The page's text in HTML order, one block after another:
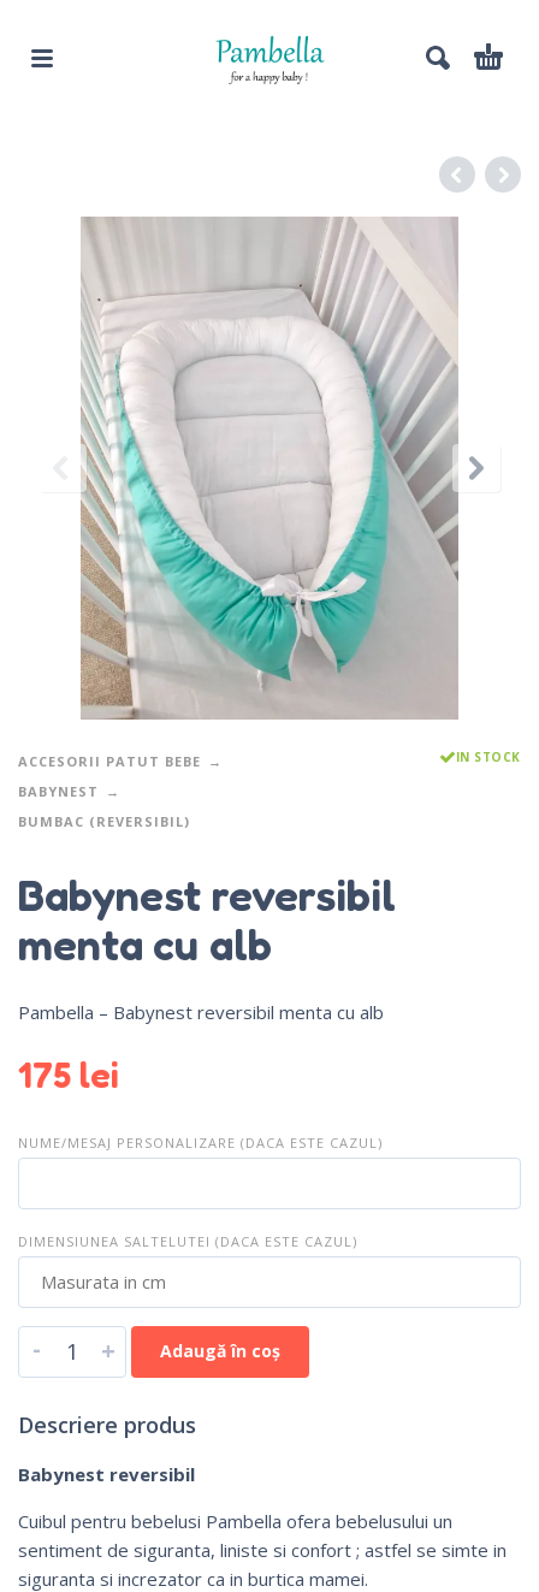
ACCESORII PATUT BEBE
BABYNEST
BUMBAC (REVERSIBIL)
IN STOCK
Babynest reversibil
menta cu alb
Pambella – Babynest reversibil menta cu alb
175 lei
NUME/MESAJ PERSONALIZARE (DACA ESTE CAZUL)
DIMENSIUNEA SALTELUTEI (DACA ESTE CAZUL)
- + Adaugă în coș
Descriere produs
Babynest reversibil
Cuibul pentru bebelusi Pambella ofera bebelusului un
sentiment de siguranta, liniste si confort ; astfel se simte in
siguranta si increzator ca in burtica mamei.